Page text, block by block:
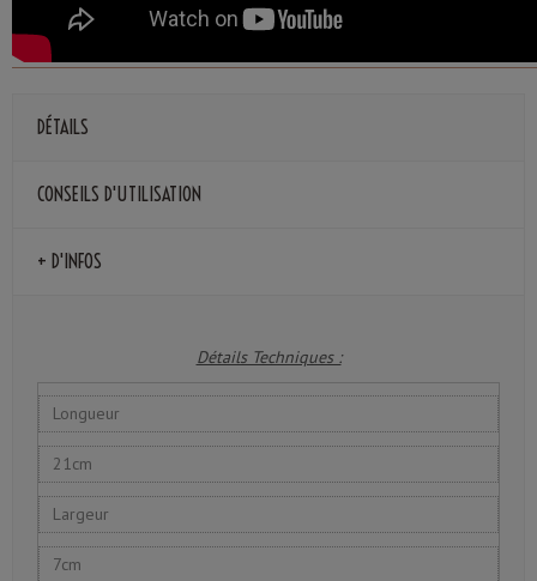
DÉTAILS
CONSEILS D'UTILISATION
+ D'INFOS
Détails Techniques :
Longueur
21cm
Largeur
7cm